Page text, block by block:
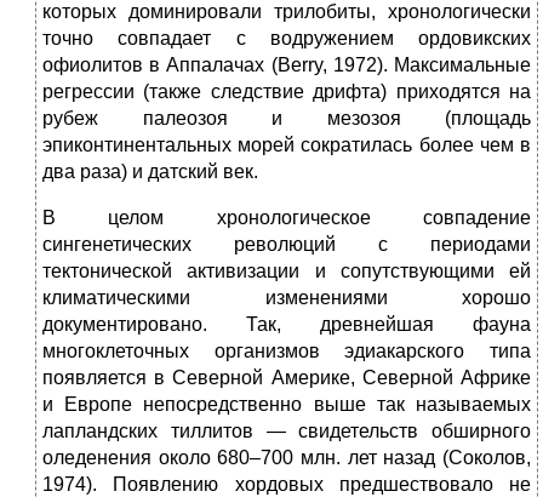
которых доминировали трилобиты, хронологически
точно совпадает с водружением ордовикских
офиолитов в Аппалачах (Berry, 1972). Максимальные
регрессии (также следствие дрифта) приходятся на
рубеж палеозоя и мезозоя (площадь
эпиконтинентальных морей сократилась более чем в
два раза) и датский век.
В целом хронологическое совпадение
сингенетических революций с периодами
тектонической активизации и сопутствующими ей
климатическими изменениями хорошо
документировано. Так, древнейшая фауна
многоклеточных организмов эдиакарского типа
появляется в Северной Америке, Северной Африке
и Европе непосредственно выше так называемых
лапландских тиллитов — свидетельств обширного
оледенения около 680–700 млн. лет назад (Соколов,
1974). Появлению хордовых предшествовало не